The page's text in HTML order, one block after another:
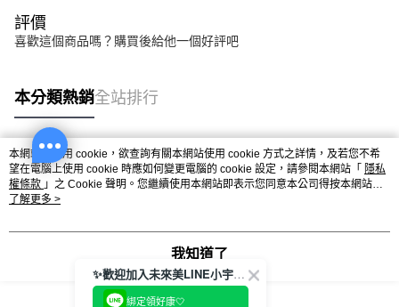
評價
喜歡這個商品嗎？購買後給他一個好評吧
本分類熱銷全站排行
熱門標籤
本網站中使用 cookie，欲查詢有關本網站使用 cookie 方式之詳情，及若您不希
望在電腦上使用 cookie 時應如何變更電腦的 cookie 設定，請參閱本網站「 隱私
權條款 」之 Cookie 聲明。您繼續使用本網站即表示您同意本公司得按本網站使
用條款之 Cookie 聲明使用 cookie。
了解更多 >
我知道了
✨歡迎加入未來美LINE小宇宙💫
綁定領好康🤍